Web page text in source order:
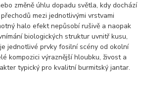
změně úhlu dopadu světla, kdy dochází
mezi jednotlivými vrstvami
halo efekt nepůsobí rušivě a naopak
biologických struktur uvnitř kusu,
jednotlivé prvky fosilní scény od okolní
kompozici výraznější hloubku, živost a
typický pro kvalitní burmitský jantar.